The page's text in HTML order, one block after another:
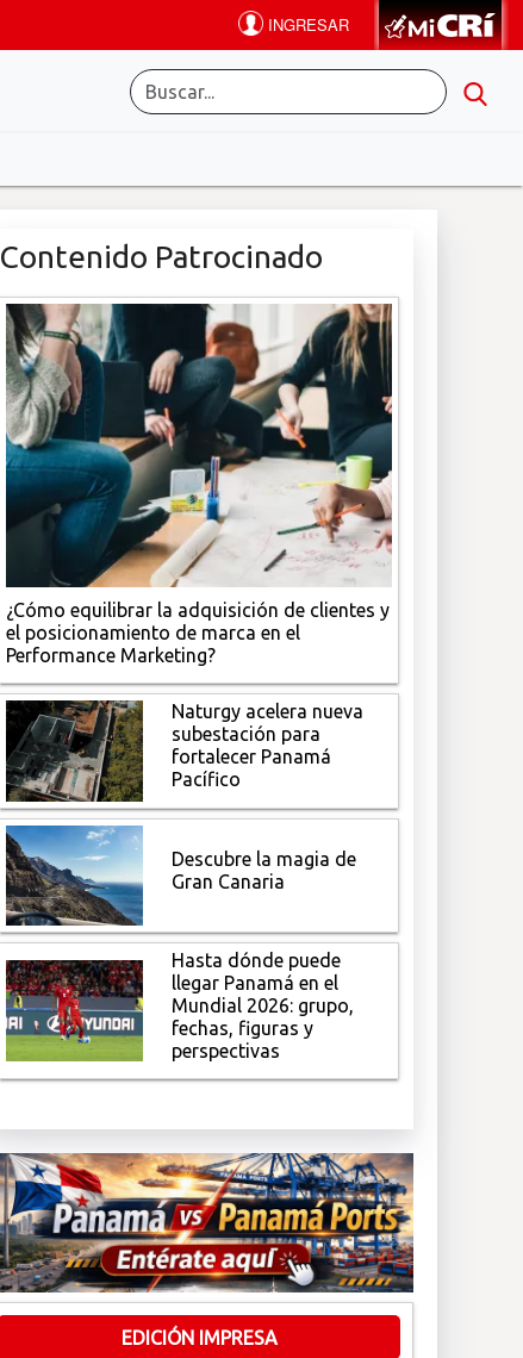
Contenido Patrocinado
¿Cómo equilibrar la adquisición de clientes y
el posicionamiento de marca en el
Performance Marketing?
Naturgy acelera nueva
subestación para
fortalecer Panamá
Pacífico
Descubre la magia de
Gran Canaria
Hasta dónde puede
llegar Panamá en el
Mundial 2026: grupo,
fechas, figuras y
perspectivas
EDICIÓN IMPRESA